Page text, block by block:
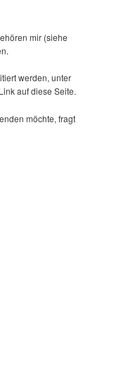
mir (siehe
werden, unter
auf diese Seite.
möchte, fragt